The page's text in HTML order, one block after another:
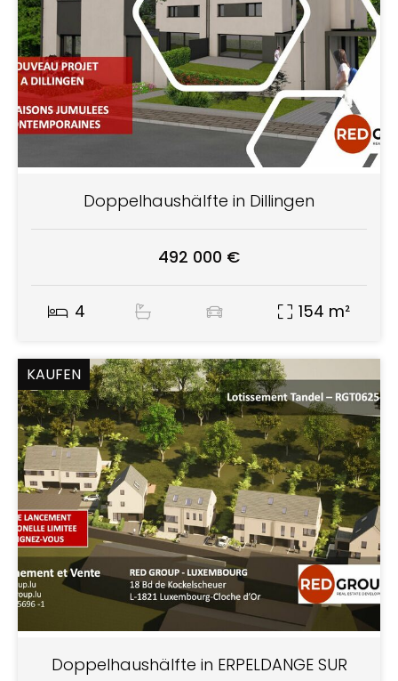
Doppelhaushälfte in Dillingen
492 000 €
4 154 m²
KAUFEN
Doppelhaushälfte in ERPELDANGE SUR